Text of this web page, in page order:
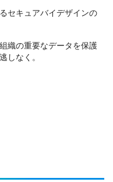
セキュアバイデザインの
織の重要なデータを保護
しなく。